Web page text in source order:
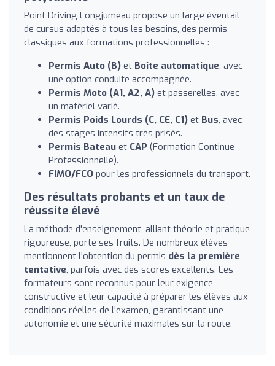
Point Driving Longjumeau propose un large éventail
de cursus adaptés à tous les besoins, des permis
classiques aux formations professionnelles :
Permis Auto (B) et Boîte automatique, avec
une option conduite accompagnée.
Permis Moto (A1, A2, A) et passerelles, avec
un matériel varié.
Permis Poids Lourds (C, CE, C1) et Bus, avec
des stages intensifs très prisés.
Permis Bateau et CAP (Formation Continue
Professionnelle).
FIMO/FCO pour les professionnels du transport.
Des résultats probants et un taux de
réussite élevé
La méthode d'enseignement, alliant théorie et pratique
rigoureuse, porte ses fruits. De nombreux élèves
mentionnent l'obtention du permis dès la première
tentative, parfois avec des scores excellents. Les
formateurs sont reconnus pour leur exigence
constructive et leur capacité à préparer les élèves aux
conditions réelles de l'examen, garantissant une
autonomie et une sécurité maximales sur la route.